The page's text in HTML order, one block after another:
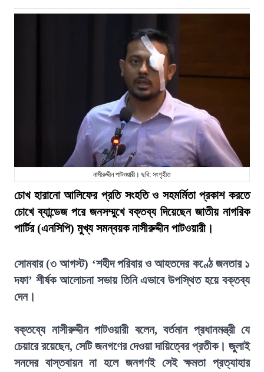
নাসীরুদ্দীন পাটওয়ারী। ছবি: সংগৃহীত
চোখ হারানো আলিফের প্রতি সংহতি ও সহমর্মিতা প্রকাশ করতে
চোখে ব্যান্ডেজ পরে জনসম্মুখে বক্তব্য দিয়েছেন জাতীয় নাগরিক
পার্টির (এনসিপি) মুখ্য সমন্বয়ক নাসীরুদ্দীন পাটওয়ারী।
সোমবার (৩ আগস্ট) ‘শহীদ পরিবার ও আহতদের কণ্ঠে জনতার ১
দফা’ শীর্ষক আলোচনা সভায় তিনি এভাবে উপস্থিত হয়ে বক্তব্য
দেন।
বক্তব্যে নাসীরুদ্দীন পাটওয়ারী বলেন, বর্তমান প্রধানমন্ত্রী যে
চেয়ারে রয়েছেন, সেটি জনগণের দেওয়া দায়িত্বের প্রতীক। জুলাই
সনদের বাস্তবায়ন না হলে জনগণই সেই ক্ষমতা প্রত্যাহার